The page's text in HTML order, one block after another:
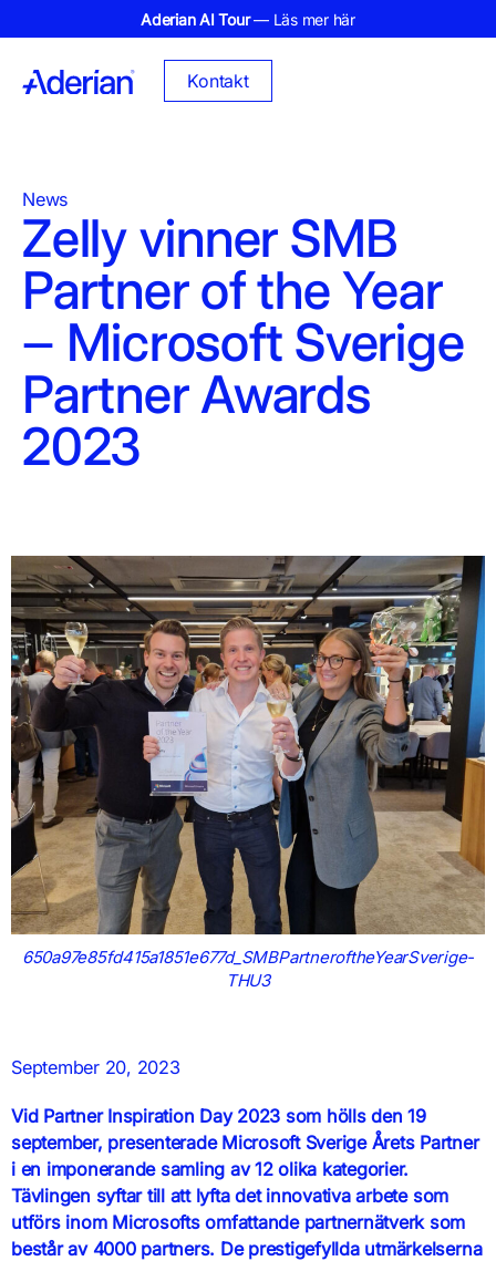
Aderian AI Tour— Läs mer här
Kontakt
News
Zelly vinner SMB
Partner of the Year
– Microsoft Sverige
Partner Awards
2023
650a97e85fd415a1851e677d_SMBPartneroftheYearSverige-
THU3
September 20, 2023
Vid Partner Inspiration Day 2023 som hölls den 19
september, presenterade Microsoft Sverige Årets Partner
i en imponerande samling av 12 olika kategorier.
Tävlingen syftar till att lyfta det innovativa arbete som
utförs inom Microsofts omfattande partnernätverk som
består av 4000 partners. De prestigefyllda utmärkelserna